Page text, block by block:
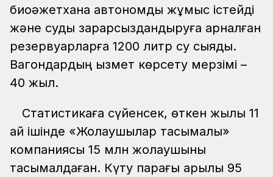
биоәжетхана автономды жұмыс істейді
және суды зарарсыздандыруға арналған
резервуарларға 1200 литр су сыяды.
Вагондардың қызмет көрсету мерзімі –
40 жыл.
Статистикаға сүйенсек, өткен жылы 11
ай ішінде «Жолаушылар тасымалы»
компаниясы 15 млн жолаушыны
тасымалдаған. Күту парағы арқылы 95